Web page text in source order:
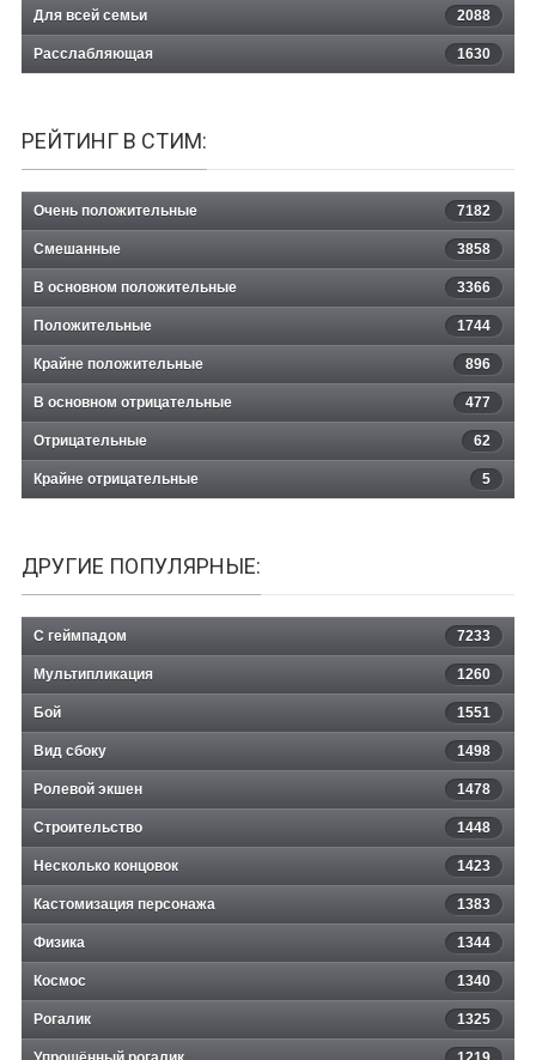
Для всей семьи 2088
Расслабляющая 1630
РЕЙТИНГ В СТИМ:
Очень положительные 7182
Смешанные 3858
В основном положительные 3366
Положительные 1744
Крайне положительные 896
В основном отрицательные 477
Отрицательные 62
Крайне отрицательные 5
ДРУГИЕ ПОПУЛЯРНЫЕ:
С геймпадом 7233
Мультипликация 1260
Бой 1551
Вид сбоку 1498
Ролевой экшен 1478
Строительство 1448
Несколько концовок 1423
Кастомизация персонажа 1383
Физика 1344
Космос 1340
Рогалик 1325